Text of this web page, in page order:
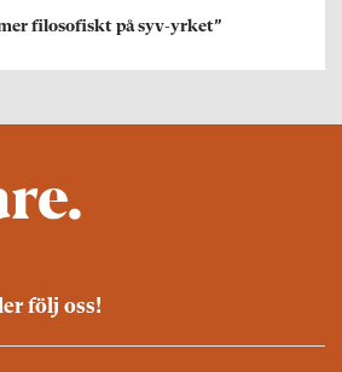
filosofiskt på syv-yrket”
följ oss!